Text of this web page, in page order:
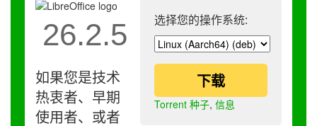
选择您的操作系统:
下载
Torrent 种子, 信息
26.2.5
如果您是技术
热衷者、早期
使用者、或者